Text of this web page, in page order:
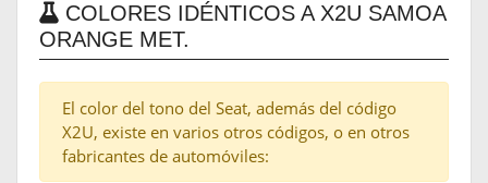
COLORES IDÉNTICOS A X2U SAMOA
ORANGE MET.
El color del tono del Seat, además del código
X2U, existe en varios otros códigos, o en otros
fabricantes de automóviles: